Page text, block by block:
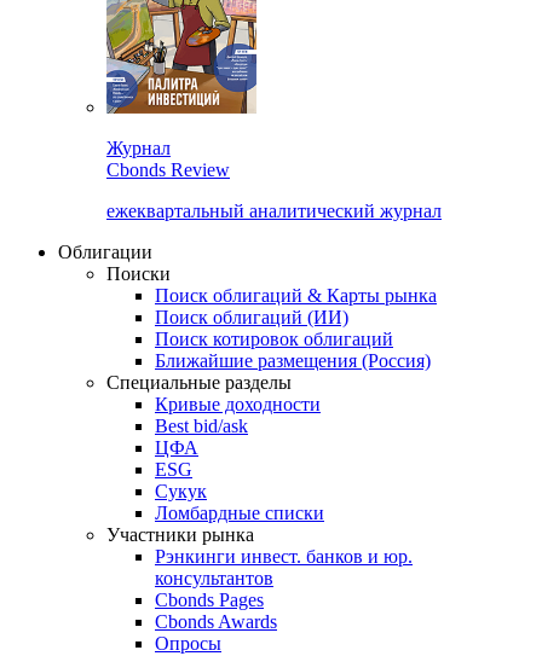
Журнал
Cbonds Review
ежеквартальный аналитический журнал
Облигации
Поиски
Поиск облигаций & Карты рынка
Поиск облигаций (ИИ)
Поиск котировок облигаций
Ближайшие размещения (Россия)
Специальные разделы
Кривые доходности
Best bid/ask
ЦФА
ESG
Сукук
Ломбардные списки
Участники рынка
Рэнкинги инвест. банков и юр.
консультантов
Cbonds Pages
Cbonds Awards
Опросы